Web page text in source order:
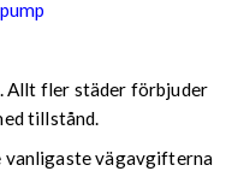
Allt fler städer förbjuder
tillstånd.
vanligaste vägavgifterna